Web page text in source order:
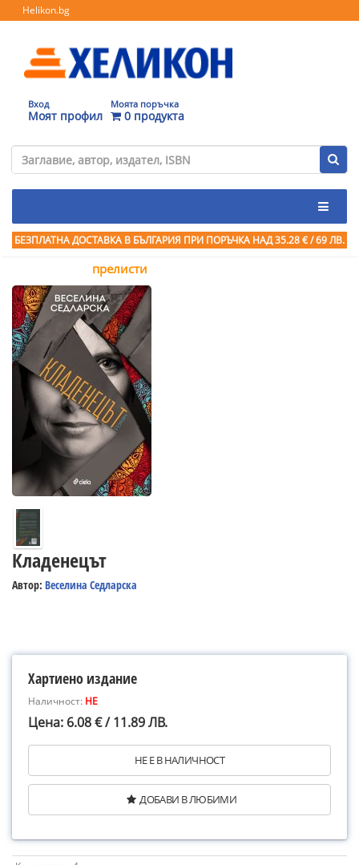
Helikon.bg
Вход
Моят профил
Моята поръчка
0 продукта
БЕЗПЛАТНА ДОСТАВКА В БЪЛГАРИЯ ПРИ ПОРЪЧКА НАД 35.28 € / 69 ЛВ.
прелисти
Кладенецът
Автор: Веселина Седларска
Хартиено издание
Наличност: НЕ
Цена: 6.08 € / 11.89 ЛВ.
НЕ Е В НАЛИЧНОСТ
ДОБАВИ В ЛЮБИМИ